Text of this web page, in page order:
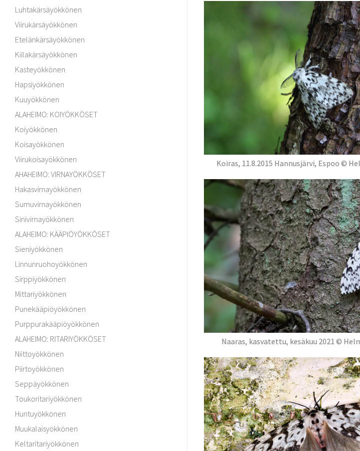
Luhtakärsäyökkönen
Viirukärsäyökkönen
Etelänkärsäyökkönen
Kiilakärsäyökkönen
Kasteyökkönen
Hapsiyökkönen
Kuuyökkönen
ALAHEIMO: KOIYÖKKÖSET
Koiyökkönen
Koisayökkönen
Viirukoisayökkönen
AHAHEIMO: VIRNAYÖKKÖSET
Hakasvirnayökkönen
Sumuvirnayökkönen
Sinivirnayökkönen
ALAHEIMO: KÄÄPIÖYÖKKÖSET
Sieniyökkönen
Linnunruohoyökkönen
Sirppiyökkönen
Mittariyökkönen
Punekääpiöyökkönen
Purppurakääpiöyökkönen
ALAHEIMO: RITARIYÖKKÖSET
Niittoyökkönen
Piirtoyökkönen
Seppäyökkönen
Toukoritariyökkönen
Huntuyökkönen
Muukalaisyökkönen
Keltaritariyökkönen
Koiras, 11.8.2015 Hannusjärvi, Espoo ©
Naaras, kasvatettu, kesäkuu 2021 ©